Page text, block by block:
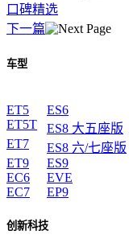
口碑精选
下一篇
车型
ET5
ET5T
ET7
ET9
EC6
EC7
ES6
ES8 大五座版
ES8 六/七座版
ES9
EVE
EP9
创新科技